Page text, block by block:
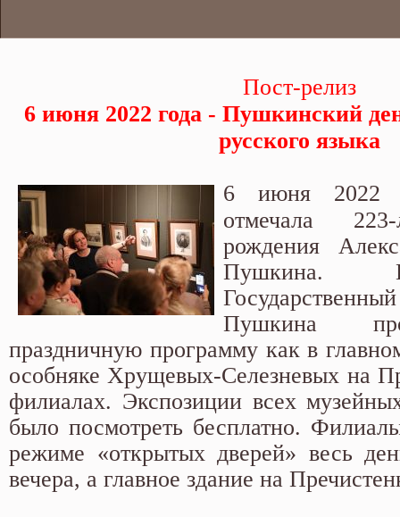
Пост-релиз. Пушкинский день
Пост-релиз
6 июня 2022 года - Пушкинский
русского языка
6 июня 2022
отмечала
рождения
Пушкина.
Пушкина
праздничную программу как в
особняке Хрущевых-Селезневых на
филиалах. Экспозиции всех
было посмотреть бесплатно.
режиме «открытых дверей» весь
вечера, а главное здание на